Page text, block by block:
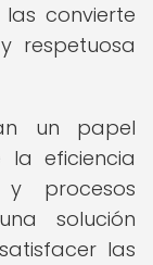
convierte
respetuosa
un papel
eficiencia
y procesos
solución
las